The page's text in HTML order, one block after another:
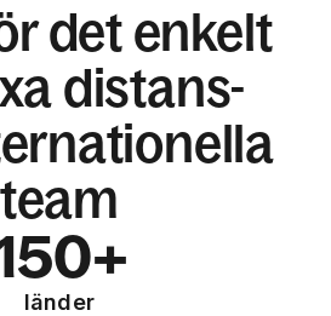
det enkelt
distans-
team
länder